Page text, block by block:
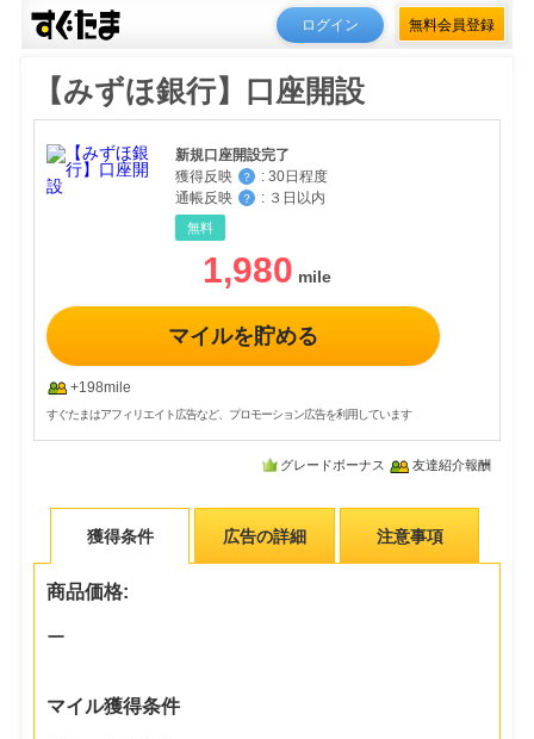
ログイン 無料会員登録
【みずほ銀行】口座開設
新規口座開設完了
獲得反映
？ : 30日程度
通帳反映
？ : ３日以内
無料
1,980
マイルを貯める
+198mile
すぐたまはアフィリエイト広告など、プロモーション広告を利用しています
グレードボーナス 友達紹介報酬
獲得条件 広告の詳細 注意事項
商品価格:
ー
マイル獲得条件